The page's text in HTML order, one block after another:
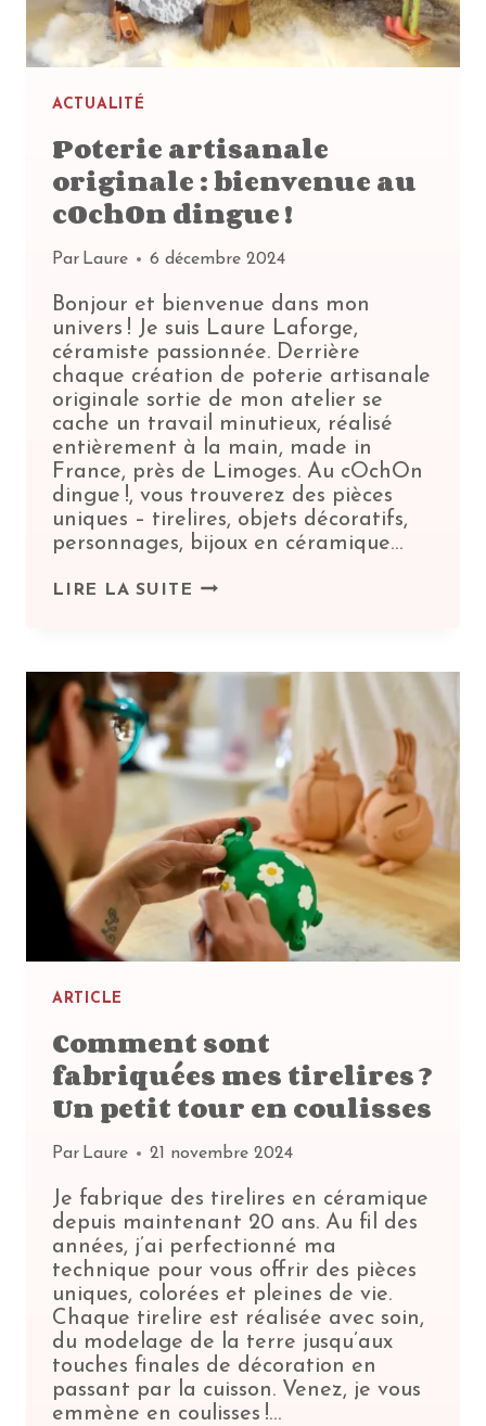
ACTUALITÉ
Poterie artisanale
originale : bienvenue au
cOchOn dingue !
Par Laure 6 décembre 2024
Bonjour et bienvenue dans mon
univers ! Je suis Laure Laforge,
céramiste passionnée. Derrière
chaque création de poterie artisanale
originale sortie de mon atelier se
cache un travail minutieux, réalisé
entièrement à la main, made in
France, près de Limoges. Au cOchOn
dingue !, vous trouverez des pièces
uniques – tirelires, objets décoratifs,
personnages, bijoux en céramique…
LIRE LA SUITE POTERIE
AU
COCHON
DINGUE !
ARTICLE
Comment sont
fabriquées mes tirelires ?
Un petit tour en coulisses
Par Laure 21 novembre 2024
Je fabrique des tirelires en céramique
depuis maintenant 20 ans. Au fil des
années, j’ai perfectionné ma
technique pour vous offrir des pièces
uniques, colorées et pleines de vie.
Chaque tirelire est réalisée avec soin,
du modelage de la terre jusqu’aux
touches finales de décoration en
passant par la cuisson. Venez, je vous
emmène en coulisses !…